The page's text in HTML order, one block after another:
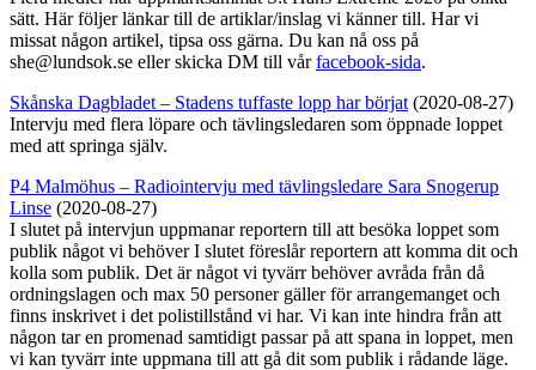
sätt. Här följer länkar till de artiklar/inslag vi känner till. Har vi
missat någon artikel, tipsa oss gärna. Du kan nå oss på
she@lundsok.se eller skicka DM till vårfacebook-sida.
Skånska Dagbladet – Stadens tuffaste lopp har börjat (2020-08-27)
Intervju med flera löpare och tävlingsledaren som öppnade loppet
med att springa själv.
P4 Malmöhus – Radiointervju med tävlingsledare Sara Snogerup
Linse (2020-08-27)
I slutet på intervjun uppmanar reportern till att besöka loppet som
publik något vi behöver I slutet föreslår reportern att komma dit och
kolla som publik. Det är något vi tyvärr behöver avråda från då
ordningslagen och max 50 personer gäller för arrangemanget och
finns inskrivet i det polistillstånd vi har. Vi kan inte hindra från att
någon tar en promenad samtidigt passar på att spana in loppet, men
vi kan tyvärr inte uppmana till att gå dit som publik i rådande läge.